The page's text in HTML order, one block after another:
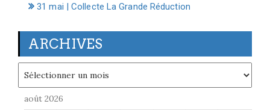
31 mai | Collecte La Grande Réduction
ARCHIVES
août 2026